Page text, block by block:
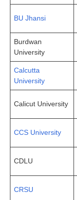
BU Jhansi
Burdwan
University
Calcutta
University
Calicut University
CCS University
CDLU
CRSU